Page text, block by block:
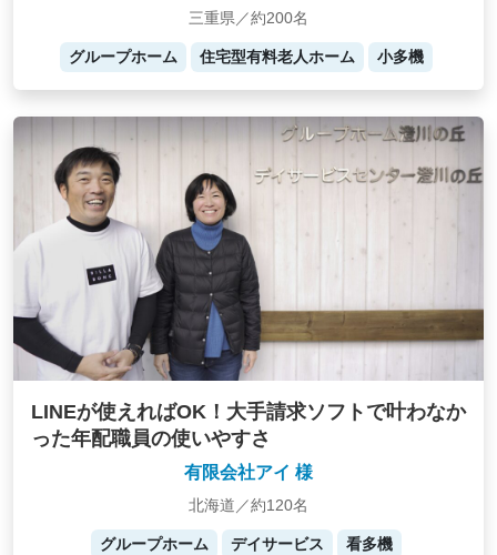
三重県／約200名
グループホーム 住宅型有料老人ホーム 小多機
LINEが使えればOK！大手請求ソフトで叶わなか
った年配職員の使いやすさ
有限会社アイ 様
北海道／約120名
グループホーム デイサービス 看多機